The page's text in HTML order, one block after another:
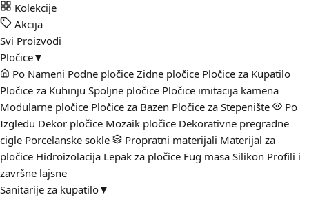
Kolekcije
Akcija
Svi Proizvodi
Pločice▼
Po Nameni Podne pločice Zidne pločice Pločice za Kupatilo
Pločice za Kuhinju Spoljne pločice Pločice imitacija kamena
Modularne pločice Pločice za Bazen Pločice za Stepenište
Po
Izgledu Dekor pločice Mozaik pločice Dekorativne pregradne
cigle Porcelanske sokle Propratni materijali Materijal za
pločice Hidroizolacija Lepak za pločice Fug masa Silikon Profili i
završne lajsne
Sanitarije za kupatilo▼